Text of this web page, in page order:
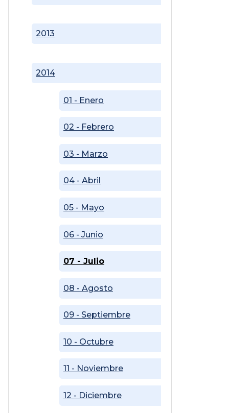
2013
2014
01 - Enero
02 - Febrero
03 - Marzo
04 - Abril
05 - Mayo
06 - Junio
07 - Julio
08 - Agosto
09 - Septiembre
10 - Octubre
11 - Noviembre
12 - Diciembre